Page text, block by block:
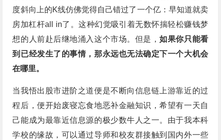
度斜向上的K线仿佛觉得自己错过了一个亿：早知道就卖
房加杠杆all in了。这种幻觉吸引着无数怀揣轻松赚钱梦
想的人前赴后继地涌入这个市场。但是，如果你只能看
到已经发生了的事情，那永远也无法确定下一个大机会
在哪里。
当我悟出股市进阶之道便是不断向信息链上游靠近的过
程后，便开始废寝忘食地恶补金融知识，希望有一天自
己能成为最靠近信息源的极少数牛人之一。由于我本科
学校的缘故，可以通过导师和校友群接触到国内外一些